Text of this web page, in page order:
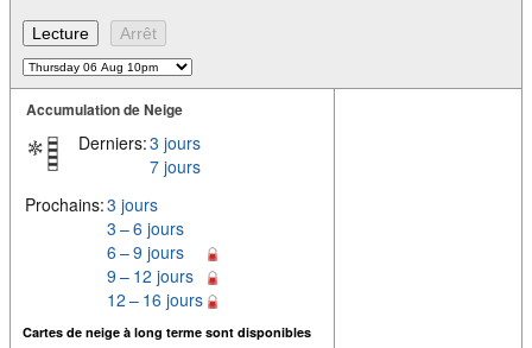
Accumulation de Neige
Derniers:3 jours
7 jours
Prochains:3 jours
3 – 6 jours
6 – 9 jours
9 – 12 jours
12 – 16 jours
Cartes de neige à long terme sont disponibles